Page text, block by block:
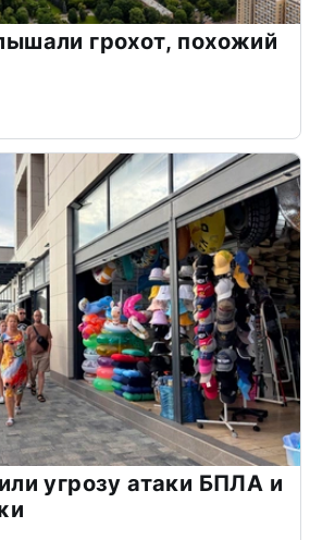
грохот, похожий
угрозу атаки БПЛА и